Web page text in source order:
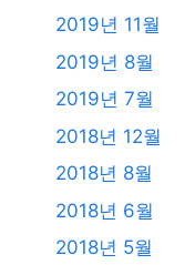
2019년 11월
2019년 8월
2019년 7월
2018년 12월
2018년 8월
2018년 6월
2018년 5월